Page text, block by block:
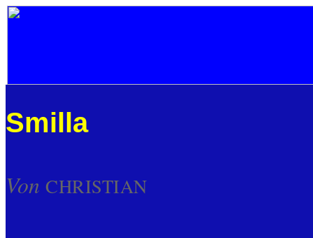
Smilla
Von CHRISTIAN